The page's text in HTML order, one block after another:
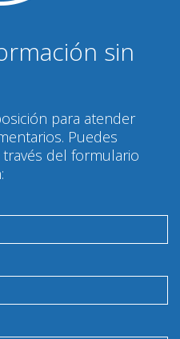
sin
para atender
Puedes
del formulario